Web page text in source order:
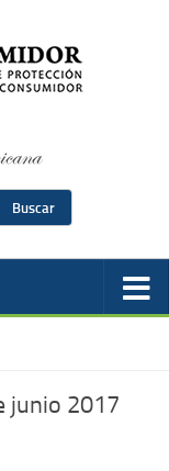
Buscar
junio 2017